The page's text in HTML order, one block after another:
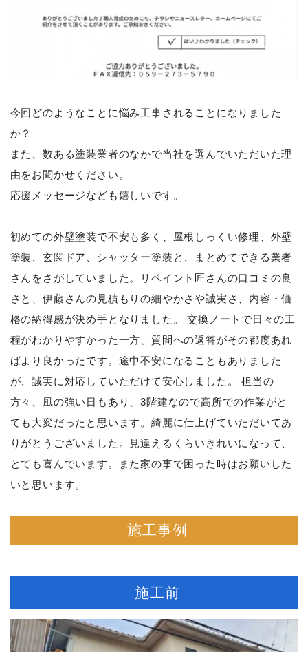
今回どのようなことに悩み工事されることになりました
か？
また、数ある塗装業者のなかで当社を選んでいただいた理
由をお聞かせください。
応援メッセージなども嬉しいです。
初めての外壁塗装で不安も多く、屋根しっくい修理、外壁
塗装、玄関ドア、シャッター塗装と、まとめてできる業者
さんをさがしていました。リペイント匠さんの口コミの良
さと、伊藤さんの見積もりの細やかさや誠実さ、内容・価
格の納得感が決め手となりました。 交換ノートで日々の工
程がわかりやすかった一方、質問への返答がその都度あれ
ばより良かったです。途中不安になることもありました
が、誠実に対応していただけて安心しました。 担当の
方々、風の強い日もあり、3階建なので高所での作業がと
ても大変だったと思います。綺麗に仕上げていただいてあ
りがとうございました。見違えるくらいきれいになって、
とても喜んでいます。また家の事で困った時はお願いした
いと思います。
施工事例
施工前